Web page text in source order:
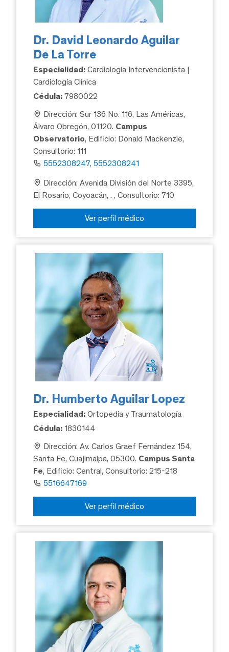
Dr. David Leonardo Aguilar
De La Torre
Especialidad: Cardiología Intervencionista |
Cardiología Clínica
Cédula: 7980022
Dirección: Sur 136 No. 116, Las Américas,
Álvaro Obregón, 01120. Campus
Observatorio, Edificio: Donald Mackenzie,
Consultorio: 111
5552308247, 5552308241
Dirección: Avenida División del Norte 3395,
El Rosario, Coyoacán, ., Consultorio: 710
Ver perfil médico
Dr. Humberto Aguilar Lopez
Especialidad: Ortopedia y Traumatología
Cédula: 1830144
Dirección: Av. Carlos Graef Fernández 154,
Santa Fe, Cuajimalpa, 05300. Campus Santa
Fe, Edificio: Central, Consultorio: 215-218
5516647169
Ver perfil médico